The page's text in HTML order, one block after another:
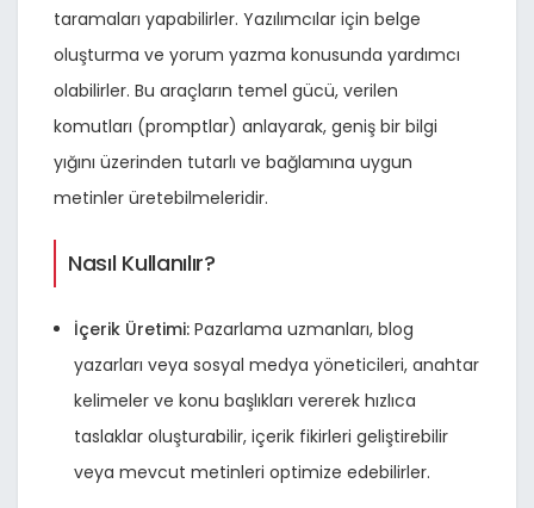
taramaları yapabilirler. Yazılımcılar için belge
oluşturma ve yorum yazma konusunda yardımcı
olabilirler. Bu araçların temel gücü, verilen
komutları (promptlar) anlayarak, geniş bir bilgi
yığını üzerinden tutarlı ve bağlamına uygun
metinler üretebilmeleridir.
Nasıl Kullanılır?
İçerik Üretimi: Pazarlama uzmanları, blog
yazarları veya sosyal medya yöneticileri, anahtar
kelimeler ve konu başlıkları vererek hızlıca
taslaklar oluşturabilir, içerik fikirleri geliştirebilir
veya mevcut metinleri optimize edebilirler.